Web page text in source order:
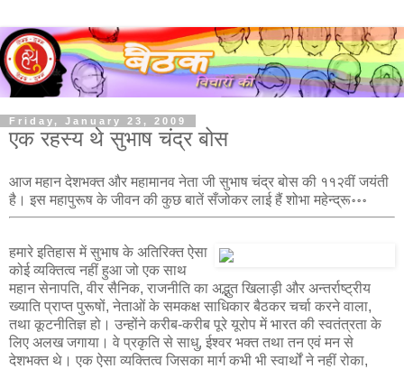
Friday, January 23, 2009
एक रहस्य थे सुभाष चंद्र बोस
आज महान देशभक्त और महामानव नेता जी सुभाष चंद्र बोस की ११२वीं जयंती
है। इस महापुरूष के जीवन की कुछ बातें सँजोकर लाई हैं शोभा महेन्द्रू॰॰॰
हमारे इतिहास में सुभाष के अतिरिक्त ऐसा
कोई व्यक्तित्व नहीं हुआ जो एक साथ
महान सेनापति, वीर सैनिक, राजनीति का अद्भुत खिलाड़ी और अन्तर्राष्ट्रीय
ख्याति प्राप्त पुरूषों, नेताओं के समकक्ष साधिकार बैठकर चर्चा करने वाला,
तथा कूटनीतिज्ञ हो। उन्होंने करीब-करीब पूरे यूरोप में भारत की स्वतंत्रता के
लिए अलख जगाया। वे प्रकृति से साधु, ईश्वर भक्त तथा तन एवं मन से
देशभक्त थे। एक ऐसा व्यक्तित्व जिसका मार्ग कभी भी स्वार्थों ने नहीं रोका,